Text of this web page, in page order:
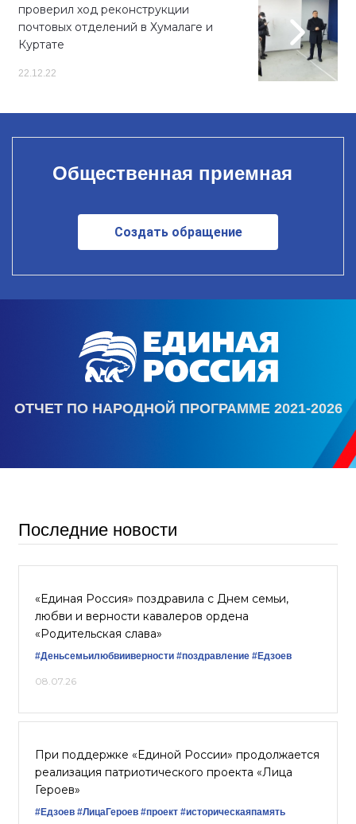
проверил ход реконструкции
почтовых отделений в Хумалаге и
Куртате
22.12.22
Общественная приемная
Создать обращение
ОТЧЕТ ПО НАРОДНОЙ ПРОГРАММЕ 2021-2026
Последние новости
«Единая Россия» поздравила с Днем семьи,
любви и верности кавалеров ордена
«Родительская слава»
#Деньсемьилюбвииверности #поздравление #Едзоев
08.07.26
При поддержке «Единой России» продолжается
реализация патриотического проекта «Лица
Героев»
#Едзоев #ЛицаГероев #проект #историческаяпамять